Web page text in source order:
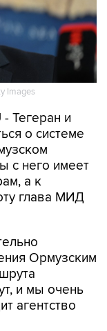
Images
- Тегеран и
о системе
с него имеет
а к
глава МИД
Ормузским
и мы очень
агентство